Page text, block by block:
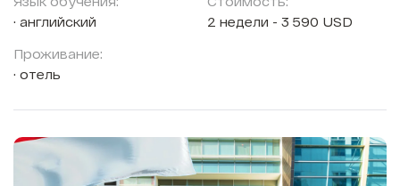
английский
Проживание:
отель
2 недели - 3 590 USD